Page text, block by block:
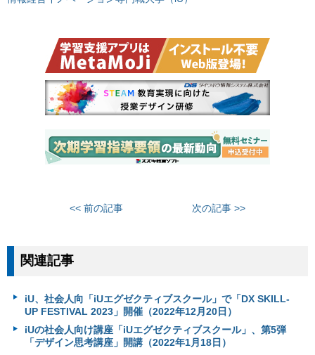
<< 前の記事 次の記事 >>
関連記事
iU、社会人向「iUエグゼクティブスクール」で「DX SKILL-
UP FESTIVAL 2023」開催（2022年12月20日）
iUの社会人向け講座「iUエグゼクティブスクール」、第5弾
「デザイン思考講座」開講（2022年1月18日）